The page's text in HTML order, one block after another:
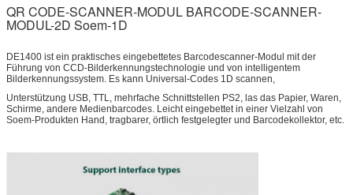
QR CODE-SCANNER-MODUL BARCODE-SCANNER-
MODUL-2D Soem-1D
DE1400 ist ein praktisches eingebettetes Barcodescanner-Modul mit der
Führung von CCD-Bilderkennungstechnologie und von intelligentem
Bilderkennungssystem. Es kann Universal-Codes 1D scannen,
Unterstützung USB, TTL, mehrfache Schnittstellen PS2, las das Papier, Waren,
Schirme, andere Medienbarcodes. Leicht eingebettet in einer Vielzahl von
Soem-Produkten Hand, tragbarer, örtlich festgelegter und Barcodekollektor, etc.